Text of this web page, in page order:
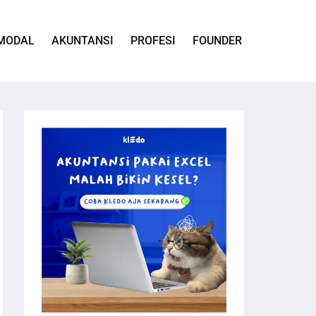
AKUNTANSI PROFESI FOUNDER